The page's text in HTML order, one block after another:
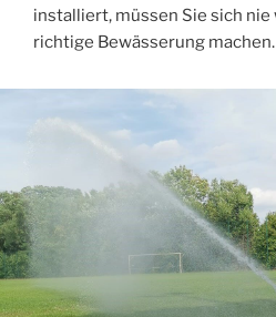
installiert, müssen Sie sich
richtige Bewässerung machen.